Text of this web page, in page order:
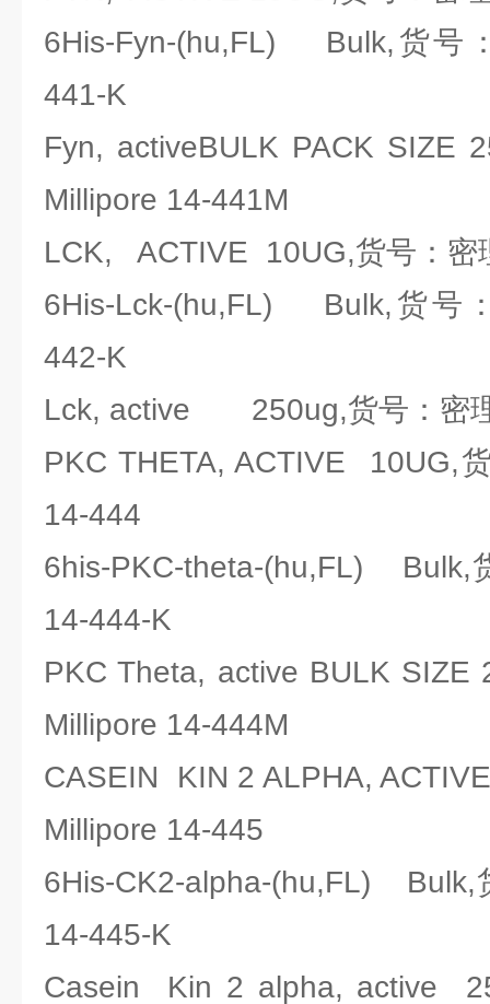
6His-Fyn-(hu,FL) Bulk,货号
441-K
Fyn, activeBULK PACK SIZE
Millipore 14-441M
LCK, ACTIVE 10UG,货号：密
6His-Lck-(hu,FL) Bulk,货号
442-K
Lck, active 250ug,货号：密
PKC THETA, ACTIVE 10UG,
14-444
6his-PKC-theta-(hu,FL) Bulk,
14-444-K
PKC Theta, active BULK
Millipore 14-444M
CASEIN KIN 2 ALPHA,
Millipore 14-445
6His-CK2-alpha-(hu,FL) Bulk,
14-445-K
Casein Kin 2 alpha, active